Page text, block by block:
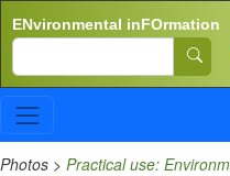
ENvironmental inFOrmation
Search
Photos > Practical use: